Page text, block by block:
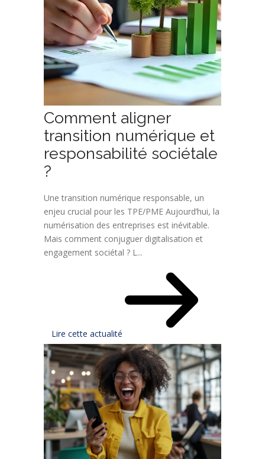
Comment aligner
transition numérique et
responsabilité sociétale
?
Une transition numérique responsable, un
enjeu crucial pour les TPE/PME Aujourd’hui, la
numérisation des entreprises est inévitable.
Mais comment conjuguer digitalisation et
engagement sociétal ? L...
Lire cette actualité